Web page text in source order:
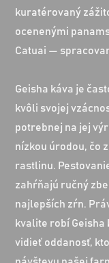
kuratérovaný
ocenenými
Catuai —
Geisha káva je
kvôli svojej
potrebnej na jej
nízkou úrodou, čo
rastlinu.
zahŕňajú ručný
najlepších zŕn.
kvalite robí Geisha
vidieť oddanosť,